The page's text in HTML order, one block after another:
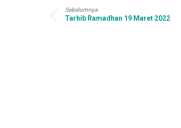
Sebelumnya
Tarhib Ramadhan 19 Maret 2022